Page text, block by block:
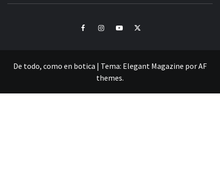
FacebookInstagramYoutubeTwitter
De todo, como en botica | Tema: Elegant Magazine porAF
themes.